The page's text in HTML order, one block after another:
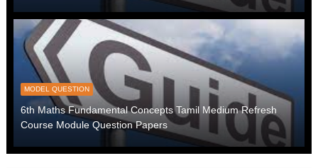
MODEL QUESTION
6th Maths Fundamental Concepts Tamil Medium Refresh
Course Module Question Papers